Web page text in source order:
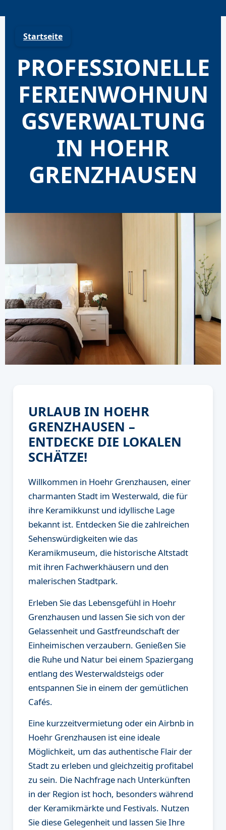
to
Startseite
PROFESSIONELLE
FERIENWOHNUN
GSVERWALTUNG
IN HOEHR
GRENZHAUSEN
URLAUB IN HOEHR
GRENZHAUSEN –
ENTDECKE DIE LOKALEN
SCHÄTZE!
Willkommen in Hoehr Grenzhausen, einer
charmanten Stadt im Westerwald, die für
ihre Keramikkunst und idyllische Lage
bekannt ist. Entdecken Sie die zahlreichen
Sehenswürdigkeiten wie das
Keramikmuseum, die historische Altstadt
mit ihren Fachwerkhäusern und den
malerischen Stadtpark.
Erleben Sie das Lebensgefühl in Hoehr
Grenzhausen und lassen Sie sich von der
Gelassenheit und Gastfreundschaft der
Einheimischen verzaubern. Genießen Sie
die Ruhe und Natur bei einem Spaziergang
entlang des Westerwaldsteigs oder
entspannen Sie in einem der gemütlichen
Cafés.
Eine kurzzeitvermietung oder ein Airbnb in
Hoehr Grenzhausen ist eine ideale
Möglichkeit, um das authentische Flair der
Stadt zu erleben und gleichzeitig profitabel
zu sein. Die Nachfrage nach Unterkünften
in der Region ist hoch, besonders während
der Keramikmärkte und Festivals. Nutzen
Sie diese Gelegenheit und lassen Sie Ihre